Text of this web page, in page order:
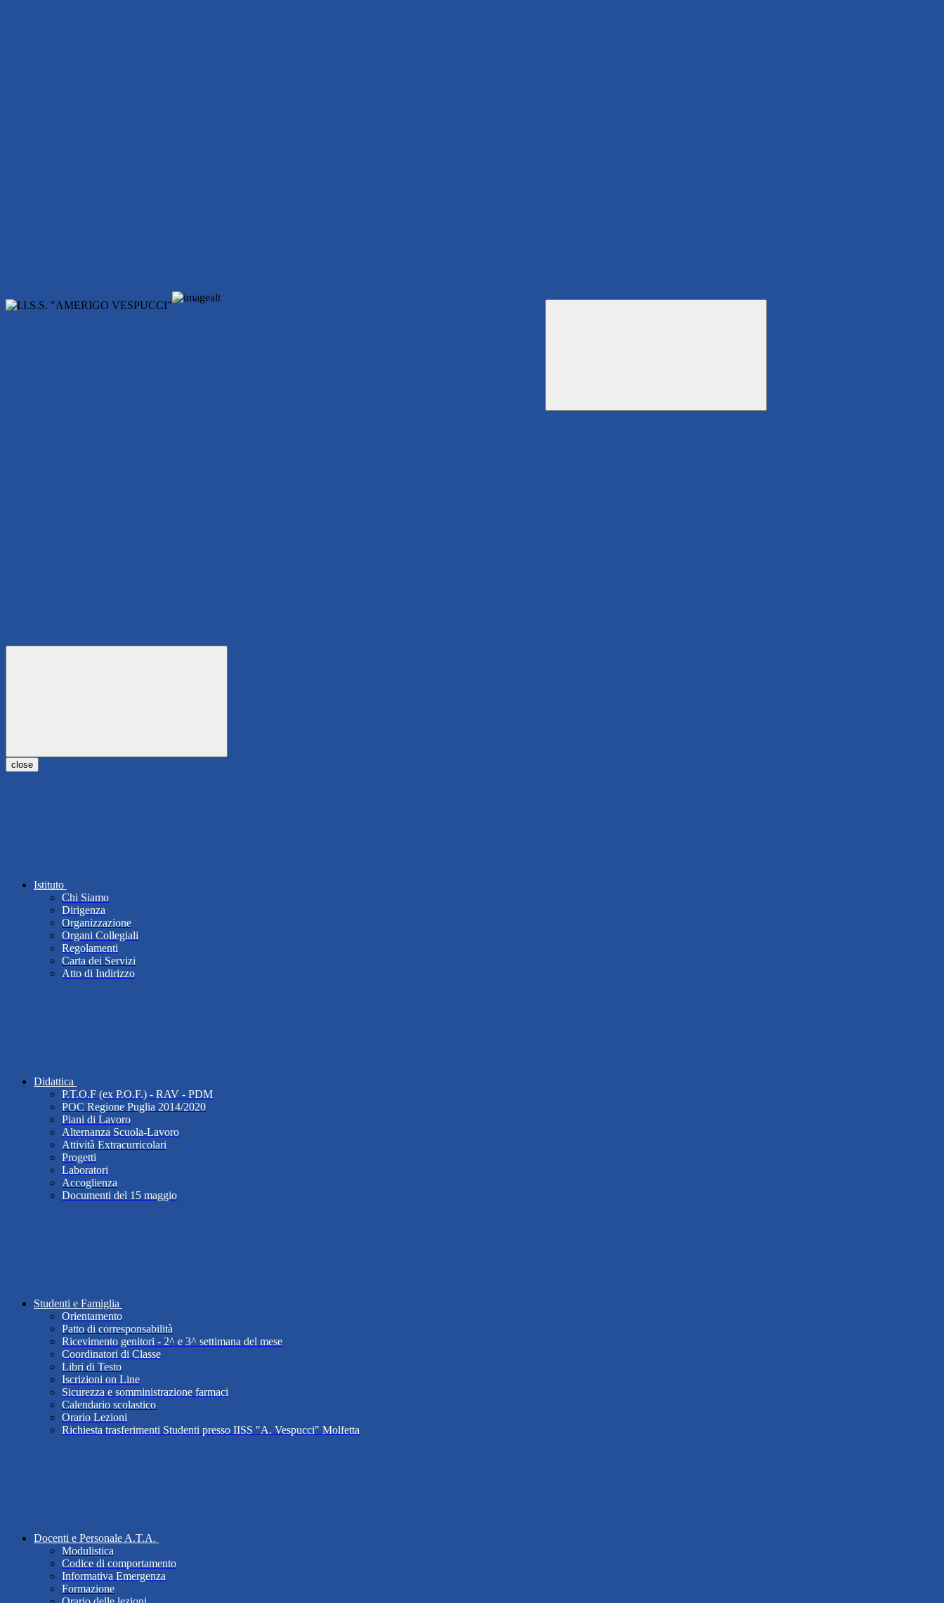
close
Istituto
Chi Siamo
Dirigenza
Organizzazione
Organi Collegiali
Regolamenti
Carta dei Servizi
Atto di Indirizzo
Didattica
P.T.O.F (ex P.O.F.) - RAV - PDM
POC Regione Puglia 2014/2020
Piani di Lavoro
Alternanza Scuola-Lavoro
Attività Extracurricolari
Progetti
Laboratori
Accoglienza
Documenti del 15 maggio
Studenti e Famiglia
Orientamento
Patto di corresponsabilità
Ricevimento genitori - 2^ e 3^ settimana del mese
Coordinatori di Classe
Libri di Testo
Iscrizioni on Line
Sicurezza e somministrazione farmaci
Calendario scolastico
Orario Lezioni
Richiesta trasferimenti Studenti presso IISS "A. Vespucci" Molfetta
Docenti e Personale A.T.A.
Modulistica
Codice di comportamento
Informativa Emergenza
Formazione